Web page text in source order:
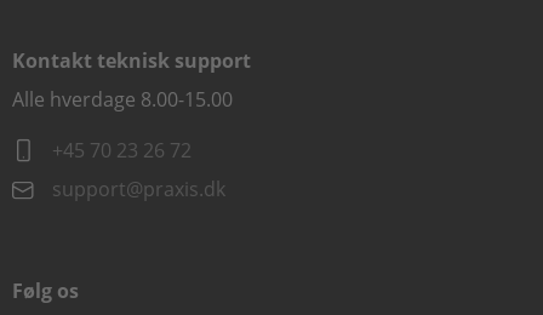
Kontakt teknisk support
Alle hverdage 8.00-15.00
+45 70 23 26 72
support@praxis.dk
Følg os